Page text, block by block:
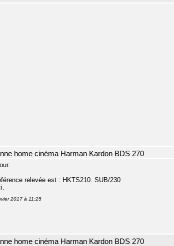
home cinéma Harman Kardon BDS 270
relevée est : HKTS210. SUB/230
2017 à 11:25
home cinéma Harman Kardon BDS 270